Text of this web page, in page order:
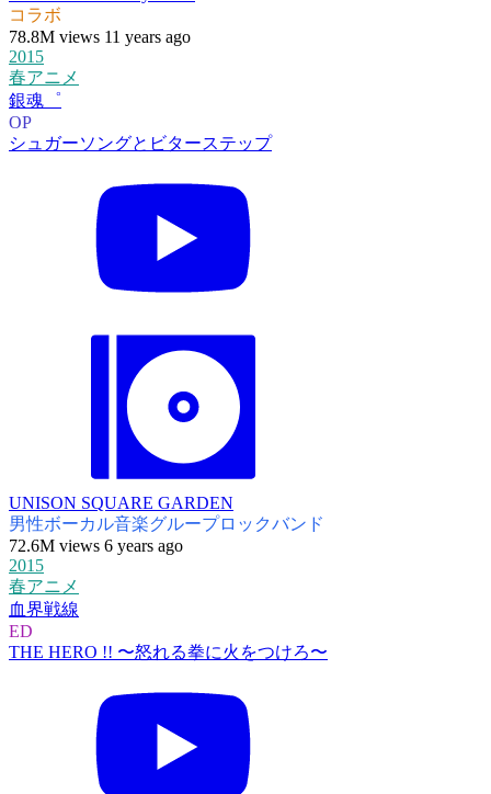
コラボ
78.8M views 11 years ago
2015
春アニメ
銀魂゜
OP
シュガーソングとビターステップ
UNISON SQUARE GARDEN
男性ボーカル音楽グループロックバンド
72.6M views 6 years ago
2015
春アニメ
血界戦線
ED
THE HERO !! 〜怒れる拳に火をつけろ〜